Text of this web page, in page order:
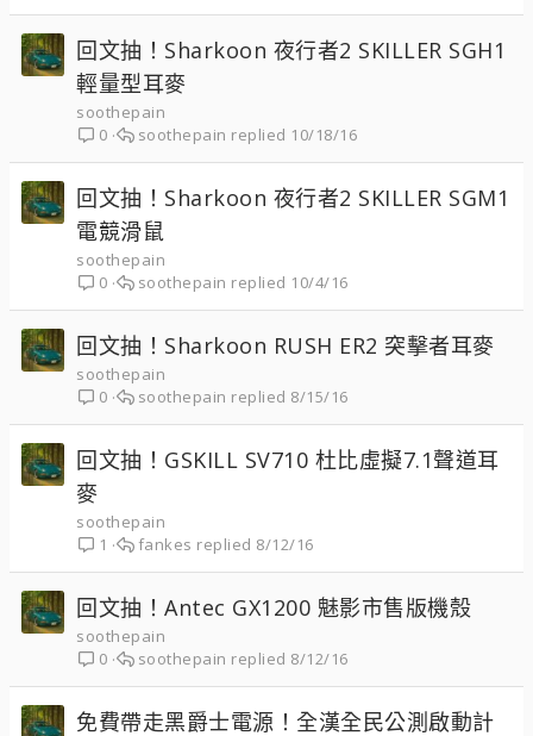
回文抽！Sharkoon 夜行者2 SKILLER SGH1
輕量型耳麥
soothepain
0
10/18/16
soothepain
回文抽！Sharkoon 夜行者2 SKILLER SGM1
電競滑鼠
soothepain
0
10/4/16
soothepain
回文抽！Sharkoon RUSH ER2 突擊者耳麥
soothepain
0
8/15/16
soothepain
回文抽！GSKILL SV710 杜比虛擬7.1聲道耳
麥
soothepain
1
8/12/16
fankes
回文抽！Antec GX1200 魅影市售版機殼
soothepain
0
8/12/16
soothepain
免費帶走黑爵士電源！全漢全民公測啟動計